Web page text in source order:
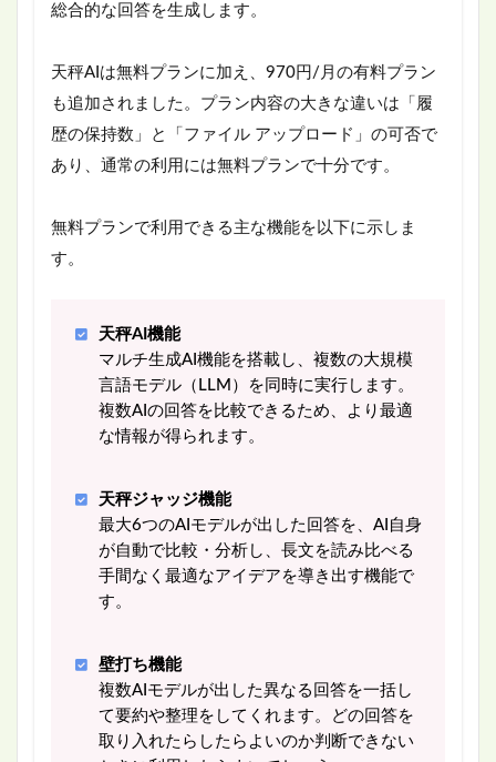
総合的な回答を生成します。
天秤AIは無料プランに加え、970円/月の有料プラン
も追加されました。プラン内容の大きな違いは「履
歴の保持数」と「ファイル アップロード」の可否で
あり、通常の利用には無料プランで十分です。
無料プランで利用できる主な機能を以下に示しま
す。
天秤AI機能
マルチ生成AI機能を搭載し、複数の大規模
言語モデル（LLM）を同時に実行します。
複数AIの回答を比較できるため、より最適
な情報が得られます。
天秤ジャッジ機能
最大6つのAIモデルが出した回答を、AI自身
が自動で比較・分析し、長文を読み比べる
手間なく最適なアイデアを導き出す機能で
す。
壁打ち機能
複数AIモデルが出した異なる回答を一括し
て要約や整理をしてくれます。どの回答を
取り入れたらしたらよいのか判断できない